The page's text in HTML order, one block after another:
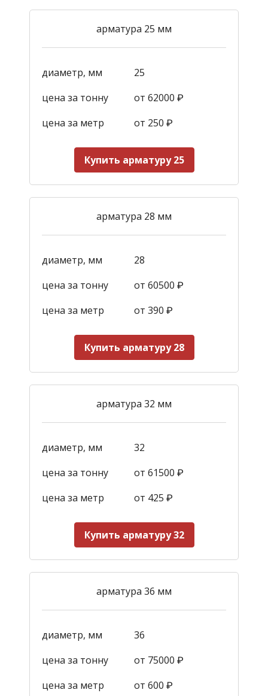
арматура 25 мм
диаметр, мм
25
цена за тонну
от 62000 ₽
цена за метр
от 250 ₽
Купить арматуру 25
арматура 28 мм
диаметр, мм
28
цена за тонну
от 60500 ₽
цена за метр
от 390 ₽
Купить арматуру 28
арматура 32 мм
диаметр, мм
32
цена за тонну
от 61500 ₽
цена за метр
от 425 ₽
Купить арматуру 32
арматура 36 мм
диаметр, мм
36
цена за тонну
от 75000 ₽
цена за метр
от 600 ₽